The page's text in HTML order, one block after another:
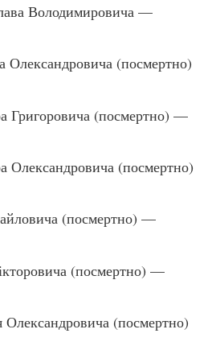
Володимировича —
(посмертно)
(посмертно) —
(посмертно)
(посмертно) —
(посмертно) —
(посмертно)